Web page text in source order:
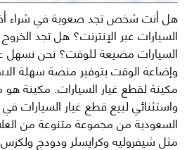
هل أنت شخص تجد صعوبة في شراء
السيارات عبر الإنترنت؟ هل تجد
السيارات مضيعة للوقت؟ نحن نسهل
وإضاعة الوقت بتوفير منصة سهلة
مكينة لقطع غيار السيارات. مكينة
واستثنائي لبيع قطع غيار السيارات في
السعودية من مجموعة متنوعة من
مثل شيفروليه وكرايسلر ودودج